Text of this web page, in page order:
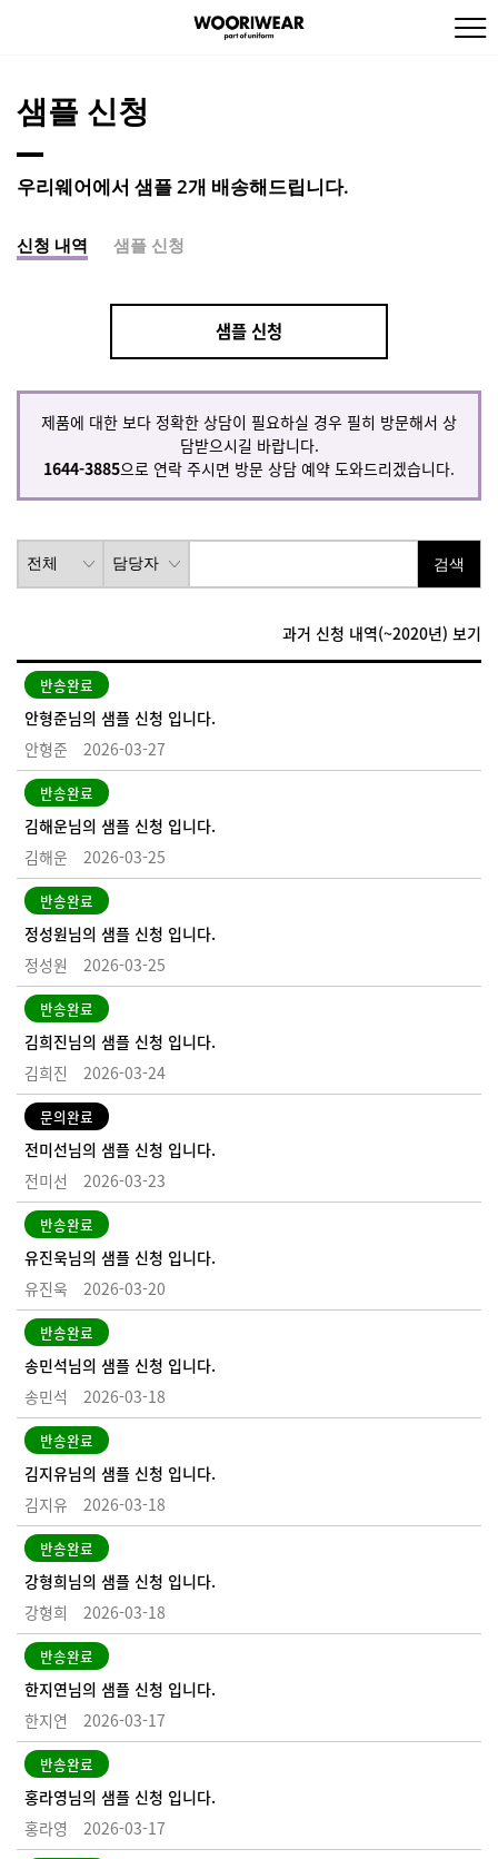
샘플 신청
우리웨어에서 샘플 2개 배송해드립니다.
신청 내역 샘플 신청
샘플 신청
제품에 대한 보다 정확한 상담이 필요하실 경우 필히 방문해서 상
담받으시길 바랍니다.
1644-3885으로 연락 주시면 방문 상담 예약 도와드리겠습니다.
검색
과거 신청 내역(~2020년) 보기
반송완료
안형준님의 샘플 신청 입니다.
안형준
2026-03-27
반송완료
김해운님의 샘플 신청 입니다.
김해운
2026-03-25
반송완료
정성원님의 샘플 신청 입니다.
정성원
2026-03-25
반송완료
김희진님의 샘플 신청 입니다.
김희진
2026-03-24
문의완료
전미선님의 샘플 신청 입니다.
전미선
2026-03-23
반송완료
유진욱님의 샘플 신청 입니다.
유진욱
2026-03-20
반송완료
송민석님의 샘플 신청 입니다.
송민석
2026-03-18
반송완료
김지유님의 샘플 신청 입니다.
김지유
2026-03-18
반송완료
강형희님의 샘플 신청 입니다.
강형희
2026-03-18
반송완료
한지연님의 샘플 신청 입니다.
한지연
2026-03-17
반송완료
홍라영님의 샘플 신청 입니다.
홍라영
2026-03-17